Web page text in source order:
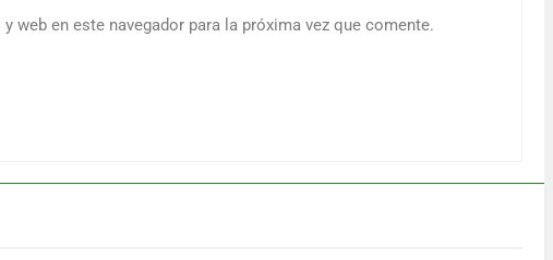
web en este navegador para la próxima vez que comente.